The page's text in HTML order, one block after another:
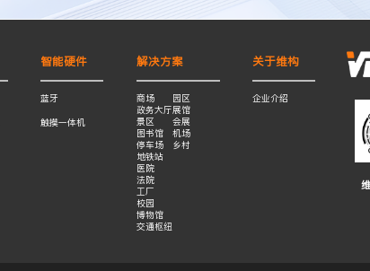
智能硬件
蓝牙
触摸一体机
解决方案
商场
政务大厅
景区
图书馆
停车场
地铁站
医院
法院
工厂
校园
博物馆
交通枢纽
园区
展馆
会展
机场
乡村
关于维构
企业介绍